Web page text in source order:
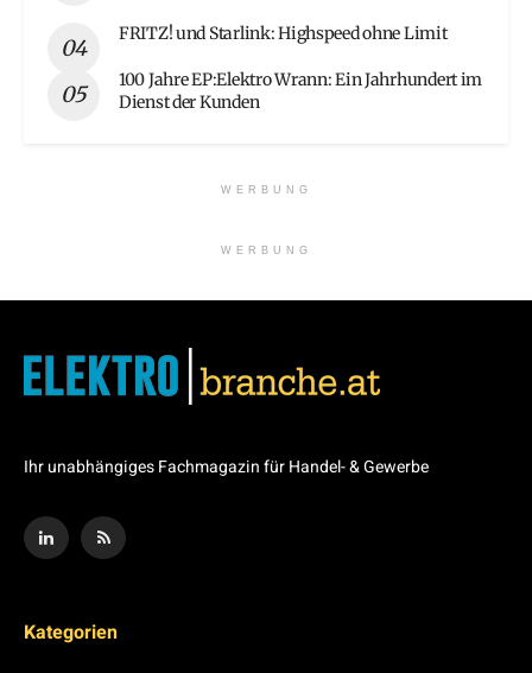
FRITZ! und Starlink: Highspeed ohne Limit
100 Jahre EP:Elektro Wrann: Ein Jahrhundert im
Dienst der Kunden
WERBUNG
WERBUNG
Ihr unabhängiges Fachmagazin für Handel- & Gewerbe
Kategorien